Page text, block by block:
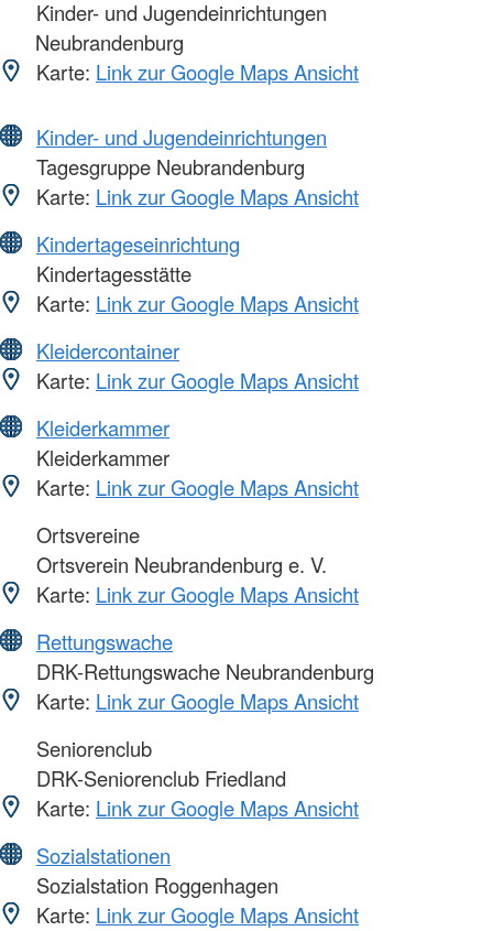
Kinder- und Jugendeinrichtungen
Neubrandenburg
Karte: Link zur Google Maps Ansicht
Kinder- und Jugendeinrichtungen
Tagesgruppe Neubrandenburg
Karte: Link zur Google Maps Ansicht
Kindertageseinrichtung
Kindertagesstätte
Karte: Link zur Google Maps Ansicht
Kleidercontainer
Karte: Link zur Google Maps Ansicht
Kleiderkammer
Kleiderkammer
Karte: Link zur Google Maps Ansicht
Ortsvereine
Ortsverein Neubrandenburg e. V.
Karte: Link zur Google Maps Ansicht
Rettungswache
DRK-Rettungswache Neubrandenburg
Karte: Link zur Google Maps Ansicht
Seniorenclub
DRK-Seniorenclub Friedland
Karte: Link zur Google Maps Ansicht
Sozialstationen
Sozialstation Roggenhagen
Karte: Link zur Google Maps Ansicht